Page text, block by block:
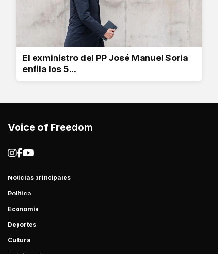
El exministro del PP José Manuel Soria
enfila los 5...
Voice of Freedom
Noticias principales
Política
Economía
Deportes
Cultura